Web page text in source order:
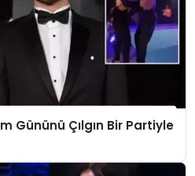
Gününü Çılgın Bir Partiyle